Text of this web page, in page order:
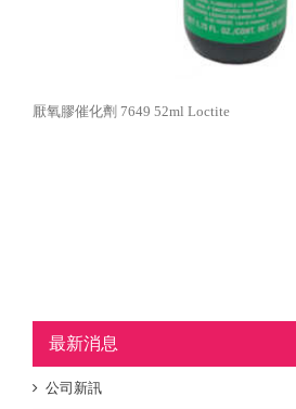
厭氧膠催化劑 7649 52ml Loctite
最新消息
公司新訊